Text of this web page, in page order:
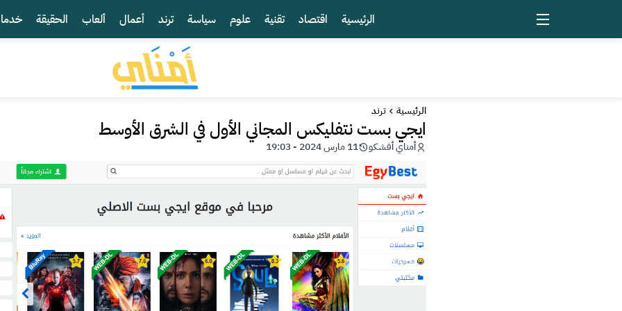
الرئيسية اقتصاد تقنية علوم سياسة ترند أعمال ألعاب الحقيقة
الرئيسية ترند
ايجي بست نتفليكس المجاني الأول في الشرق الأوسط
أمناي أفشكو 11 مارس 2024 - 19:03